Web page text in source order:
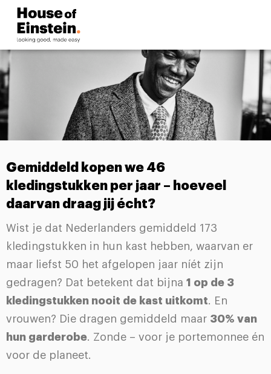
Gemiddeld kopen we 46
kledingstukken per jaar – hoeveel
daarvan draag jij écht?
Wist je dat Nederlanders gemiddeld 173
kledingstukken in hun kast hebben, waarvan er
maar liefst 50 het afgelopen jaar níét zijn
gedragen? Dat betekent dat bijna 1 op de 3
kledingstukken nooit de kast uitkomt. En
vrouwen? Die dragen gemiddeld maar 30% van
hun garderobe. Zonde – voor je portemonnee én
voor de planeet.